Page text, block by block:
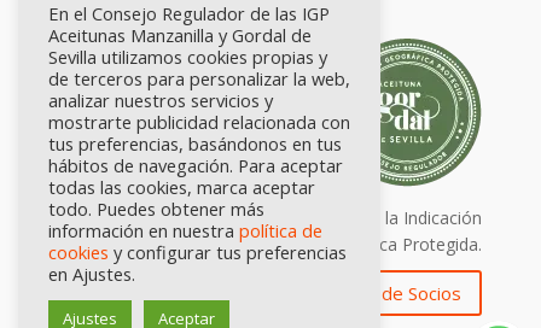
Calidad certificada por Origen. Sellos de la Indicación
Geográfica Protegida.
Zona de Socios
En el Consejo Regulador de las IGP
Aceitunas Manzanilla y Gordal de
Sevilla utilizamos cookies propias y
de terceros para personalizar la web,
analizar nuestros servicios y
mostrarte publicidad relacionada con
tus preferencias, basándonos en tus
hábitos de navegación. Para aceptar
todas las cookies, marca aceptar
todo. Puedes obtener más
información en nuestra política de
cookies y configurar tus preferencias
en Ajustes.
Ajustes Aceptar